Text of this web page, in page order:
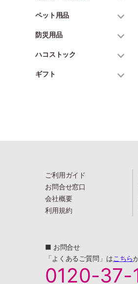
ペット用品
防災用品
ハコストック
ギフト
ご利用ガイド
お問合せ窓口
会社概要
利用規約
■ お問合せ
「よくあるご質問」はこちら
0120-37-